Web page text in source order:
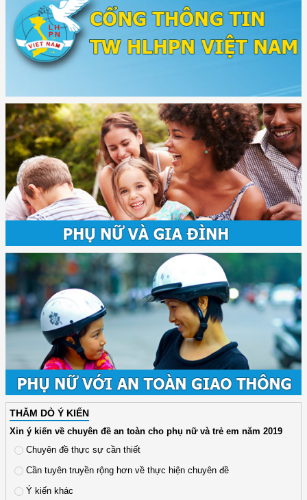
THĂM DÒ Ý KIẾN
Xin ý kiến về chuyên đề an toàn cho phụ nữ và trẻ em năm 2019
Chuyên đề thực sự cần thiết
Cần tuyên truyền rộng hơn về thực hiện chuyên đề
Ý kiến khác